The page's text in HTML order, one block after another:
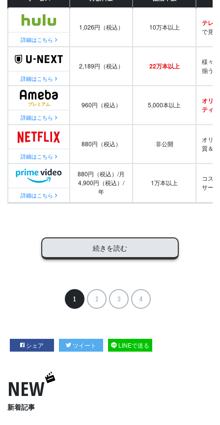
詳細はこちら
1,026円（税込） 10万本以上 テレビ
で見
詳細はこちら
2,189円（税込） 22万本以上
様々
揃う
詳細はこちら
960円（税込） 5,000本以上
オリ
ティ
詳細はこちら
880円（税込） 非公開
オリ
質＆
詳細はこちら
880円（税込）/月
4,900円（税込）/
年
1万本以上
コス
サー
続きを読む
1 2 3 4
シェア ツイート LINEで送る
NEW
新着記事